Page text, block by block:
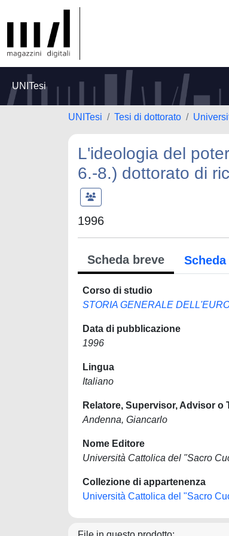
UNITesi
UNITesi Tesi di dottorato
L'ideologia del
6.-8.) dottorato di
1996
Scheda breve
Corso di studio
STORIA GENERALE
Data di pubblicazione
1996
Lingua
Italiano
Relatore, Supervisor, Advisor o
Andenna, Giancarlo
Nome Editore
Università Cattolica del "Sacro
Collezione di appartenenza
Università Cattolica del "Sacro